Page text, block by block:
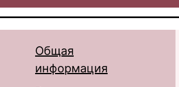
Общая
информация